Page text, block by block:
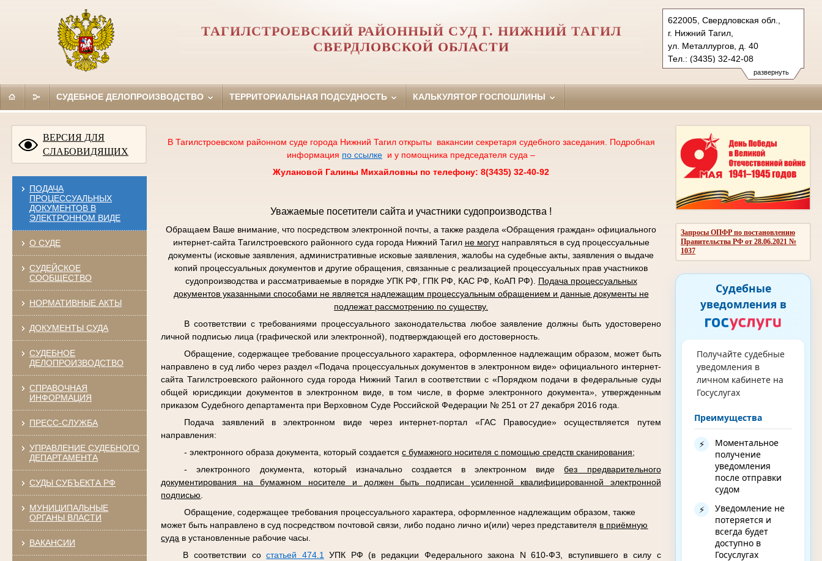
развернуть
622005, Свердловская обл.,
г. Нижний Тагил,
ул. Металлургов, д. 40
Тел.: (3435) 32-42-08
tagilstroevsky.svd@sudrf.ru
ТАГИЛСТРОЕВСКИЙ РАЙОННЫЙ СУД Г. НИЖНИЙ ТАГИЛ
СВЕРДЛОВСКОЙ ОБЛАСТИ
СУДЕБНОЕ ДЕЛОПРОИЗВОДСТВО ТЕРРИТОРИАЛЬНАЯ ПОДСУДНОСТЬ КАЛЬКУЛЯТОР ГОСПОШЛИНЫ
ВЕРСИЯ ДЛЯ
СЛАБОВИДЯЩИХ
ПОДАЧА
ПРОЦЕССУАЛЬНЫХ
ДОКУМЕНТОВ В
ЭЛЕКТРОННОМ ВИДЕ
О СУДЕ
СУДЕЙСКОЕ
СООБЩЕСТВО
НОРМАТИВНЫЕ АКТЫ
ДОКУМЕНТЫ СУДА
СУДЕБНОЕ
ДЕЛОПРОИЗВОДСТВО
СПРАВОЧНАЯ
ИНФОРМАЦИЯ
ПРЕСС-СЛУЖБА
УПРАВЛЕНИЕ СУДЕБНОГО
ДЕПАРТАМЕНТА
СУДЫ СУБЪЕКТА РФ
МУНИЦИПАЛЬНЫЕ
ОРГАНЫ ВЛАСТИ
ВАКАНСИИ
Запросы ОПФР по постановлению
Правительства РФ от 28.06.2021 №
1037
Судебные
уведомления в
Получайте судебные
уведомления в
личном кабинете на
Госуслугах
Преимущества
⚡
Моментальное
получение
уведомления
после отправки
судом
⚡
Уведомление не
потеряется и
всегда будет
доступно в
Госуслугах
В Тагилстроевском районном суде города Нижний Тагил открыты вакансии секретаря судебного заседания. Подробная
информация по ссылке и у помощника председателя суда –
Жулановой Галины Михайловны по телефону: 8(3435) 32-40-92
Уважаемые посетители сайта и участники судопроизводства !
Обращаем Ваше внимание, что посредством электронной почты, а также раздела «Обращения граждан» официального
интернет-сайта Тагилстроевского районного суда города Нижний Тагил не могутнаправляться в суд процессуальные
документы (исковые заявления, административные исковые заявления, жалобы на судебные акты, заявления о выдаче
копий процессуальных документов и другие обращения, связанные с реализацией процессуальных прав участников
судопроизводства и рассматриваемые в порядке УПК РФ, ГПК РФ, КАС РФ, КоАП РФ). Подача процессуальных
документов указанными способами не является надлежащим процессуальным обращением и данные документы не
подлежат рассмотрению по существу.
В соответствии с требованиями процессуального законодательства любое заявление должны быть удостоверено
личной подписью лица (графической или электронной), подтверждающей его достоверность.
Обращение, содержащее требование процессуального характера, оформленное надлежащим образом, может быть
направлено в суд либо через раздел «Подача процессуальных документов в электронном виде» официального интернет-
сайта Тагилстроевского районного суда города Нижний Тагил в соответствии с «Порядком подачи в федеральные суды
общей юрисдикции документов в электронном виде, в том числе, в форме электронного документа», утвержденным
приказом Судебного департамента при Верховном Суде Российской Федерации № 251 от 27 декабря 2016 года.
Подача заявлений в электронном виде через интернет-портал «ГАС Правосудие» осуществляется путем
направления:
- электронного образа документа, который создаетсяс бумажного носителя с помощью средств сканирования;
- электронного документа, который изначально создается в электронном видебез предварительного
документирования на бумажном носителе и должен быть подписан усиленной квалифицированной электронной
подписью.
Обращение, содержащее требования процессуального характера, оформленное надлежащим образом, также
может быть направлено в суд посредством почтовой связи, либо подано лично и(или) через представителя в приёмную
суда в установленные рабочие часы.
В соответствии состатьей 474.1УПК РФ (в редакции Федерального закона N 610-ФЗ, вступившего в силу с